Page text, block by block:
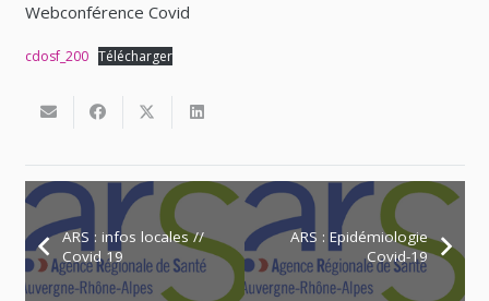
Webconférence Covid
cdosf_200 Télécharger
ARS : infos locales //
Covid 19
ARS : Epidémiologie
Covid-19